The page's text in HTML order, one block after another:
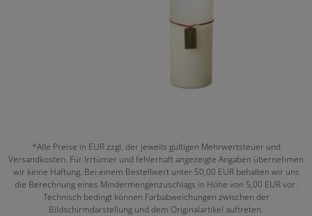
*Alle Preise in EUR zzgl. der jeweils gültigen Mehrwertsteuer und
Versandkosten. Für Irrtümer und fehlerhaft angezeigte Angaben übernehmen
wir keine Haftung. Bei einem Bestellwert unter 50,00 EUR behalten wir uns
die Berechnung eines Mindermengenzuschlags in Höhe von 5,00 EUR vor.
Technisch bedingt können Farbabweichungen zwischen der
Bildschirmdarstellung und dem Originalartikel auftreten.